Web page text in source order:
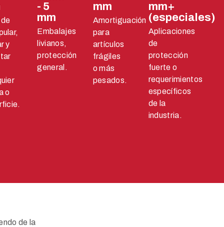
y
o
- 5
mm
Embalajes
livianos,
protección
general.
mm
Amortiguación
para
artículos
frágiles
o más
pesados.
mm+
(especiales)
Aplicaciones
de
protección
fuerte o
requerimientos
específicos
de la
industria.
de la